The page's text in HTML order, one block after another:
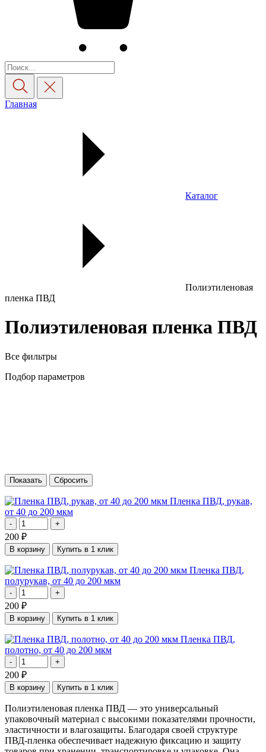
Главная
Каталог
Полиэтиленовая
пленка ПВД
Полиэтиленовая пленка ПВД
Все фильтры
Подбор параметров
Пленка ПВД, рукав,
от 40 до 200 мкм
- +
200 ₽
В корзину Купить в 1 клик
Пленка ПВД,
полурукав, от 40 до 200 мкм
- +
200 ₽
В корзину Купить в 1 клик
Пленка ПВД,
полотно, от 40 до 200 мкм
- +
200 ₽
В корзину Купить в 1 клик
Полиэтиленовая пленка ПВД — это универсальный
упаковочный материал с высокими показателями прочности,
эластичности и влагозащиты. Благодаря своей структуре
ПВД‑пленка обеспечивает надежную фиксацию и защиту